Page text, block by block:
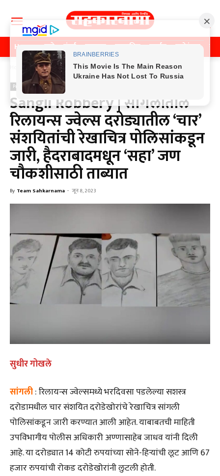
Home पुणे मुंबई महाराष्ट्र राजकीय क्राईम मनोरंजन
Previos News
Previos News
Sangli Robbery | सांगलीतील
रिलायन्स ज्वेल्स दरोड्यातील ‘चार’
संशयितांची रेखाचित्र पोलिसांकडून
जारी, हैदराबादमधून ‘सहा’ जण
चौकशीसाठी ताब्यात
By Team Sahkarnama - जून 8, 2023
सुधीर गोखले
सांगली: रिलायन्स ज्वेल्समध्ये भरदिवसा पडलेल्या सशस्त्र
दरोडामधील चार संशयित दरोडेखोरांचे रेखाचित्र सांगली
पोलिसांकडून जारी करण्यात आली आहेत. याबाबतची माहिती
उपविभागीय पोलीस अधिकारी अण्णासाहेब जाधव यांनी दिली
आहे. या दरोड्यात 14 कोटी रुपयांच्या सोने-हिऱ्यांची लूट आणि 67
हजार रुपयांची रोकड दरोडेखोरांनी लुटली होती.